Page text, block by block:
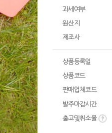
과세여부
원산지
제조사
상품등록일
상품코드
판매업체코드
발주마감시간
출고및취소율